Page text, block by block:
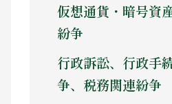
仮想通貨・暗号資
紛争
行政訴訟、行政手
争、税務関連紛争